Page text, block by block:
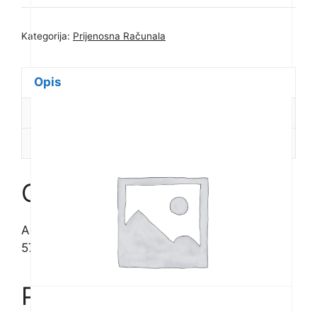
3
5700U/16GB/512GB/14"FHD/DOS
Kategorija: Prijenosna Računala
Opis
Opis
Acer Swift 3 R7-
5700U/16GB/512GB/14″FHD/DOS
Povezani proizvodi